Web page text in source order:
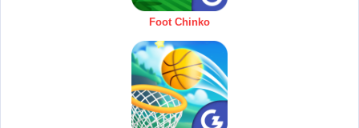
Foot Chinko